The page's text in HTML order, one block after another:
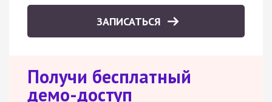
ЗАПИСАТЬСЯ
Получи бесплатный
демо-доступ